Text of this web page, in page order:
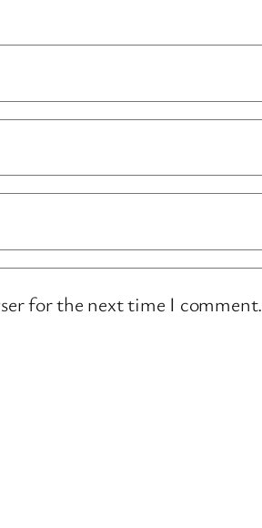
for the next time I comment.